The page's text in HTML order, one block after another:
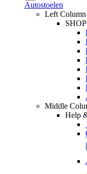
Autostoelen
Left Column
Middle
Help